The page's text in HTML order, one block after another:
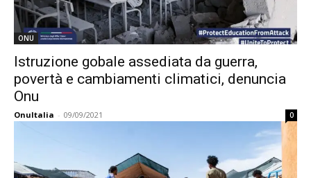
ONU
Istruzione gobale assediata da guerra,
povertà e cambiamenti climatici, denuncia
Onu
OnuItalia - 09/09/2021 0